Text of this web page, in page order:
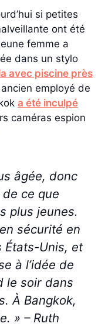
si petites
ont été
femme a
dans un stylo
avec piscine près
employé de
a été inculpé
caméras espion
âgée, donc
de ce que
plus jeunes.
sécurité en
États-Unis, et
à l’idée de
le soir dans
À Bangkok,
» – Ruth